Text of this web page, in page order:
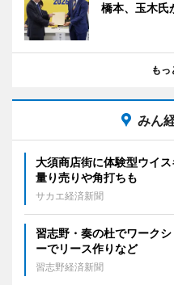
橋本、玉木
もっ
みん
大須商店街に体験型ウイ
量り売りや角打ちも
サカエ経済新聞
習志野・奏の杜でワーク
ーでリース作りなど
習志野経済新聞